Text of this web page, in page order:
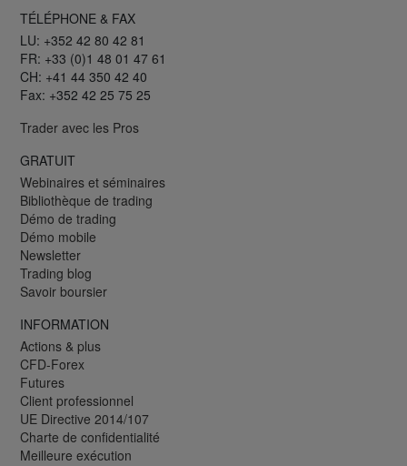
TÉLÉPHONE & FAX
LU: +352 42 80 42 81
FR: +33 (0)1 48 01 47 61
CH: +41 44 350 42 40
Fax: +352 42 25 75 25
Trader avec les Pros
GRATUIT
Webinaires et séminaires
Bibliothèque de trading
Démo de trading
Démo mobile
Newsletter
Trading blog
Savoir boursier
INFORMATION
Actions & plus
CFD-Forex
Futures
Client professionnel
UE Directive 2014/107
Charte de confidentialité
Meilleure exécution